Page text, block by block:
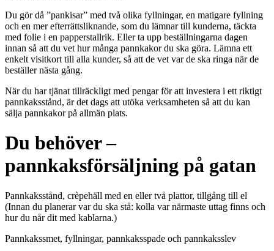
Du gör då ”pankisar” med två olika fyllningar, en matigare fyllning
och en mer efterrättsliknande, som du lämnar till kunderna, täckta
med folie i en papperstallrik. Eller ta upp beställningarna dagen
innan så att du vet hur många pannkakor du ska göra. Lämna ett
enkelt visitkort till alla kunder, så att de vet var de ska ringa när de
beställer nästa gång.
När du har tjänat tillräckligt med pengar för att investera i ett riktigt
pannkaksstånd, är det dags att utöka verksamheten så att du kan
sälja pannkakor på allmän plats.
Du behöver –
pannkaksförsäljning på gatan
Pannkaksstånd, crèpehäll med en eller två plattor, tillgång till el
(Innan du planerar var du ska stå: kolla var närmaste uttag finns och
hur du når dit med kablarna.)
Pannkakssmet, fyllningar, pannkaksspade och pannkaksslev